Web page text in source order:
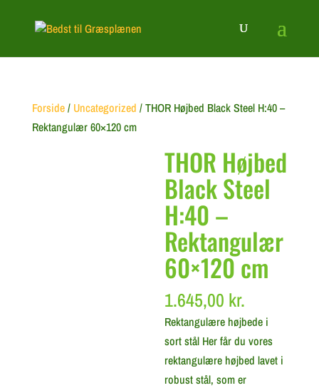
Forside/ Uncategorized / THOR Højbed Black Steel H:40 –
Rektangulær 60×120 cm
THOR Højbed
Black Steel
H:40 –
Rektangulær
60×120 cm
1.645,00 kr.
Rektangulære højbede i
sort stål Her får du vores
rektangulære højbed lavet i
robust stål, som er